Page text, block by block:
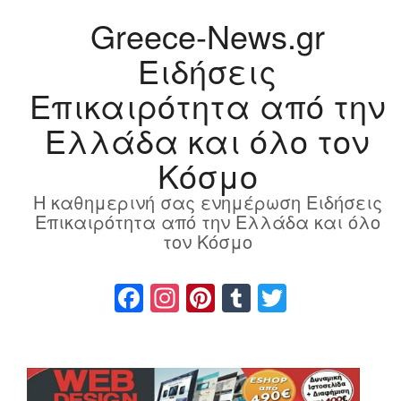
Greece-News.gr
Ειδήσεις
Επικαιρότητα από την
Ελλάδα και όλο τον
Κόσμο
Η καθημερινή σας ενημέρωση Ειδήσεις
Επικαιρότητα από την Ελλάδα και όλο
τον Κόσμο
Facebook
Instagram
Pinterest
Tumblr